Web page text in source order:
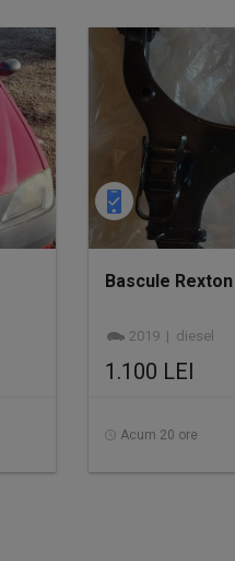
Bascule Rexton
2019 | diesel
1.100 LEI
Acum 20 ore